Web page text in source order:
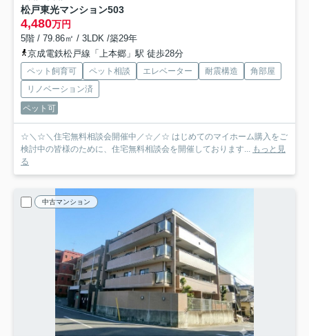
松戸東光マンション503
4,480万円
5階 / 79.86㎡ / 3LDK /築29年
京成電鉄松戸線「上本郷」駅 徒歩28分
ペット飼育可 ペット相談 エレベーター 耐震構造
角部屋
リノベーション済
ペット可
☆＼☆＼住宅無料相談会開催中／☆／☆ はじめてのマイホーム購入をご
検討中の皆様のために、住宅無料相談会を開催しております... もっと見
る
中古マンション